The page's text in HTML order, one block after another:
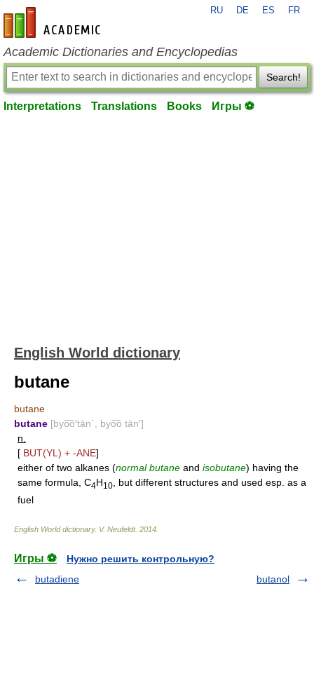
en-academic.com
RU DE ES FR
Academic Dictionaries and Encyclopedias
Search!
Interpretations Translations Books Игры ⚽
English World dictionary
butane
butane
butane [byo͞o′tān΄, byo͞o tān′]
n.
[ BUT(YL) + -ANE]
either of two alkanes (normal butane and isobutane) having the
same formula, C4H10
, but different structures and used esp. as a
fuel
English World dictionary. V. Neufeldt. 2014
Игры ⚽
Нужно решить контрольную?
butadiene
butanol